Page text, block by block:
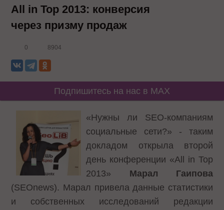
All in Top 2013: конверсия
через призму продаж
0 8904
Подпишитесь на нас в MAX
«Нужны ли SEO-компаниям
социальные сети?» - таким
докладом открыла второй
день конференции «All in Top
2013» Марал Гаипова
(SEOnews). Марал привела данные статистики
и собственных исследований редакции